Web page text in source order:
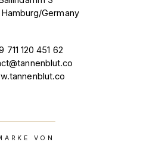
Germany
711 120 451 62
VON